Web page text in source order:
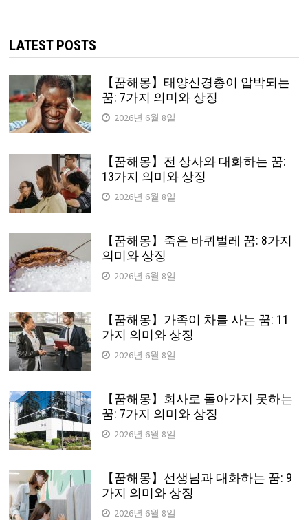
LATEST POSTS
【꿈해몽】태양신경총이 압박되는
꿈: 7가지 의미와 상징
2026년 6월 8일
【꿈해몽】전 상사와 대화하는 꿈:
13가지 의미와 상징
2026년 6월 8일
【꿈해몽】죽은 바퀴벌레 꿈: 8가지
의미와 상징
2026년 6월 8일
【꿈해몽】가족이 차를 사는 꿈: 11
가지 의미와 상징
2026년 6월 8일
【꿈해몽】회사로 돌아가지 못하는
꿈: 7가지 의미와 상징
2026년 6월 8일
【꿈해몽】선생님과 대화하는 꿈: 9
가지 의미와 상징
2026년 6월 8일